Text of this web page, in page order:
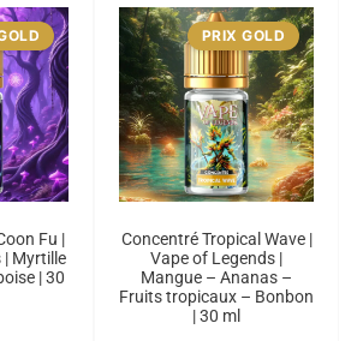
Fu |
| Myrtille
| 30
PRIX GOLD
Concentré Tropical Wave |
Vape of Legends |
Mangue – Ananas –
Fruits tropicaux – Bonbon
| 30 ml